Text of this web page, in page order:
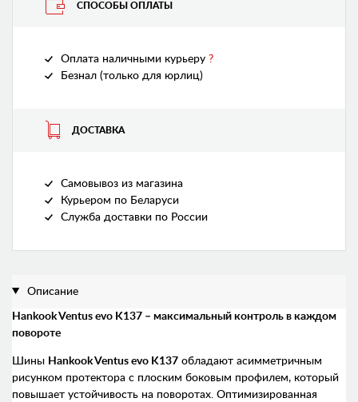
СПОСОБЫ ОПЛАТЫ
Оплата наличными курьеру ?
Безнал (только для юрлиц)
ДОСТАВКА
Самовывоз из магазина
Курьером по Беларуси
Служба доставки по России
Описание
Hankook Ventus evo K137 – максимальный контроль в каждом
повороте
Шины Hankook Ventus evo K137 обладают асимметричным
рисунком протектора с плоским боковым профилем, который
повышает устойчивость на поворотах. Оптимизированная